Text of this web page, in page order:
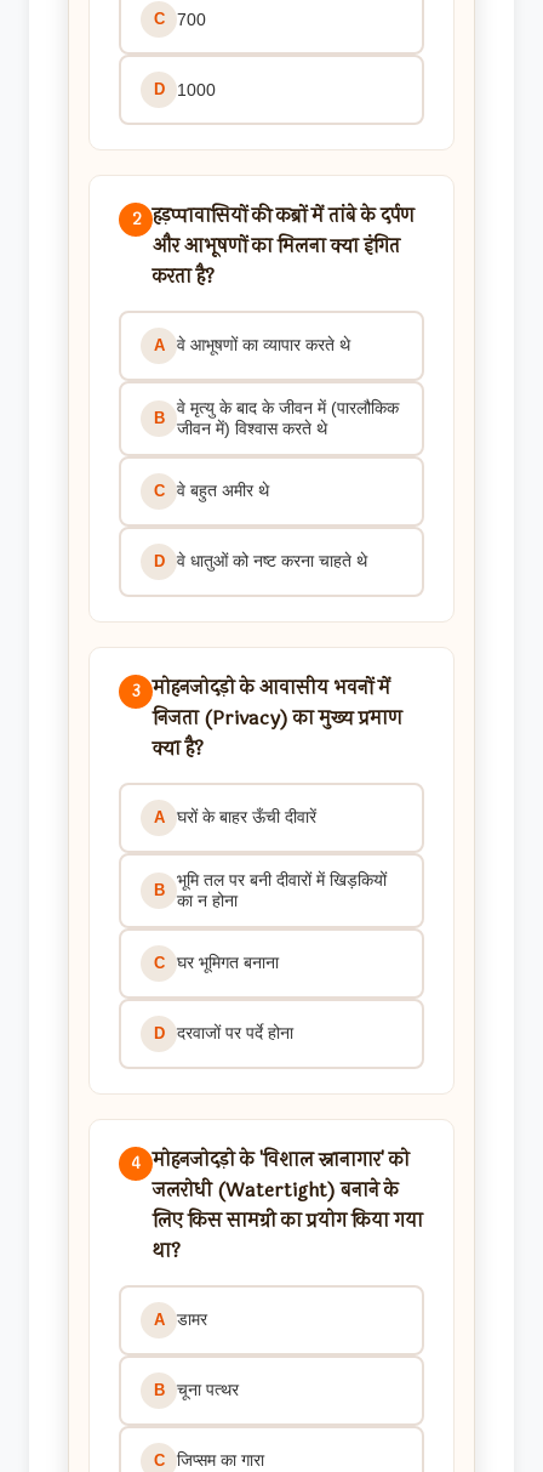
C 700
D 1000
2 हड़प्पावासियों की कब्रों में तांबे के दर्पण
और आभूषणों का मिलना क्या इंगित
करता है?
A वे आभूषणों का व्यापार करते थे
B
वे मृत्यु के बाद के जीवन में (पारलौकिक
जीवन में) विश्वास करते थे
C वे बहुत अमीर थे
D वे धातुओं को नष्ट करना चाहते थे
3 मोहनजोदड़ो के आवासीय भवनों में
निजता (Privacy) का मुख्य प्रमाण
क्या है?
A घरों के बाहर ऊँची दीवारें
B
भूमि तल पर बनी दीवारों में खिड़कियों
का न होना
C घर भूमिगत बनाना
D दरवाजों पर पर्दे होना
4 मोहनजोदड़ो के 'विशाल स्नानागार' को
जलरोधी (Watertight) बनाने के
लिए किस सामग्री का प्रयोग किया गया
था?
A डामर
B चूना पत्थर
C जिप्सम का गारा